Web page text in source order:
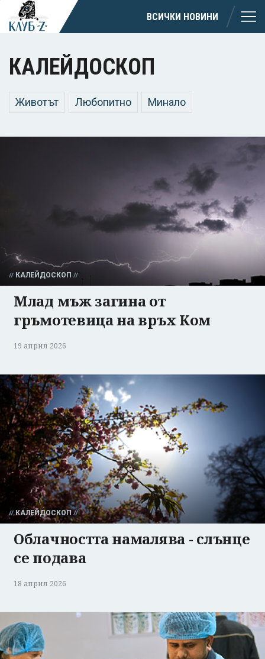
ВСИЧКИ НОВИНИ
КАЛЕЙДОСКОП
Животът Любопитно Минало
КАЛЕЙДОСКОП
Млад мъж загина от
гръмотевица на връх Ком
19 април 2026
КАЛЕЙДОСКОП
Облачността намалява - слънце
се подава
18 април 2026